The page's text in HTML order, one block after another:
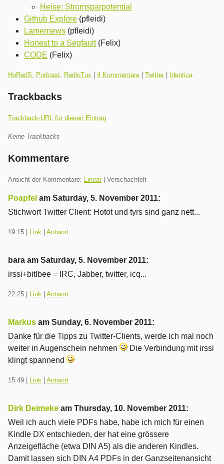
Heise: Stromsparpotential
Github Explore (pfleidi)
Lamernews (pfleidi)
Honest to a Segfault(Felix)
CODE (Felix)
Kategorien:
HoRadS, Podcast, RadioTux 4 Kommentare Twitter| Identica
Trackbacks
Trackback-URL für diesen Eintrag
Keine Trackbacks
Kommentare
Ansicht der Kommentare: Linear| Verschachtelt
Poapfel am Saturday, 5. November 2011:
Stichwort Twitter Client: Hotot und tyrs sind ganz nett...
19:15 Link Antwort
bara am Saturday, 5. November 2011:
irssi+bitlbee = IRC, Jabber, twitter, icq...
22:25 Link Antwort
Markus am Sunday, 6. November 2011:
Danke für die Tipps zu Twitter-Clients, werde ich mal noch
weiter in Augenschein nehmen
Die Verbindung mit irssi
klingt spannend
15:49 Link Antwort
Dirk Deimeke am Thursday, 10. November 2011:
Weil ich auch viele PDFs habe, habe ich mich für einen
Kindle DX entschieden, der hat eine grössere
Anzeigefläche (etwa DIN A5) als die anderen Kindles.
Damit lassen sich DIN A4 PDFs in der Ganzseitenansicht